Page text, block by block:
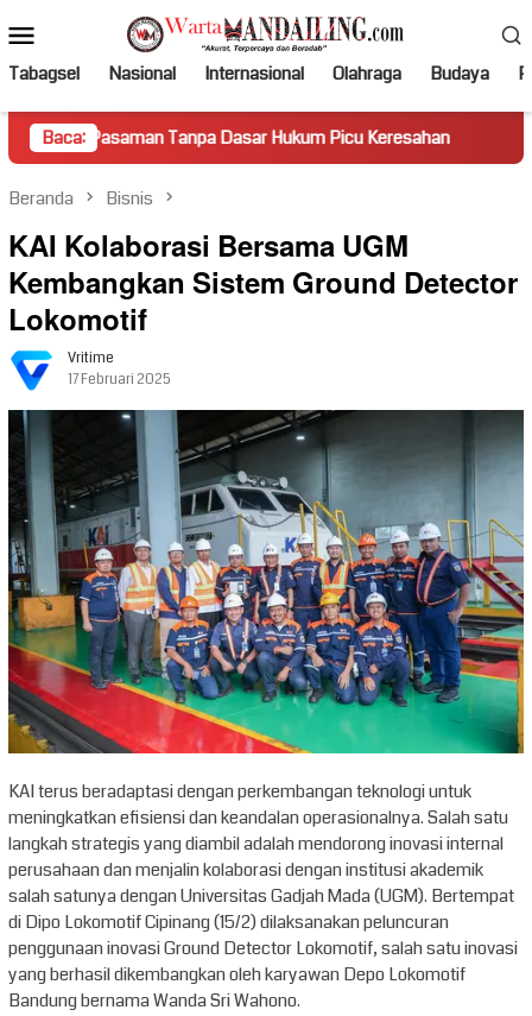
ke
kontenMobile
Tabagsel Nasional Internasional Olahraga Budaya
Baca:
Tanpa Dasar Hukum Picu Keresahan Truk Miring
Beranda Bisnis
KAI Kolaborasi Bersama UGM
Kembangkan Sistem Ground Detector
Lokomotif
Vritime
17 Februari 2025
KAI terus beradaptasi dengan perkembangan teknologi untuk
meningkatkan efisiensi dan keandalan operasionalnya. Salah satu
langkah strategis yang diambil adalah mendorong inovasi internal
perusahaan dan menjalin kolaborasi dengan institusi akademik
salah satunya dengan Universitas Gadjah Mada (UGM). Bertempat
di Dipo Lokomotif Cipinang (15/2) dilaksanakan peluncuran
penggunaan inovasi Ground Detector Lokomotif, salah satu inovasi
yang berhasil dikembangkan oleh karyawan Depo Lokomotif
Bandung bernama Wanda Sri Wahono.